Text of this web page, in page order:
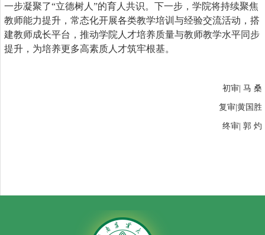
一步凝聚了“立德树人”的育人共识。下一步，学院将持续聚焦
教师能力提升，常态化开展各类教学培训 与经验交流活动，搭
建教师成长平台，推动学院人才培养质量与教师教学水平同步
提升，为培养更多高素质人才筑牢根基。
初审| 马 桑
复审|黄国胜
终审| 郭 灼